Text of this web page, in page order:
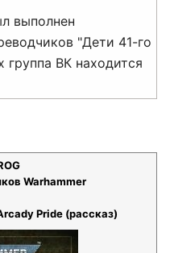
выполнен
"Дети 41-го
группа ВК находится
Warhammer
Pride (рассказ)